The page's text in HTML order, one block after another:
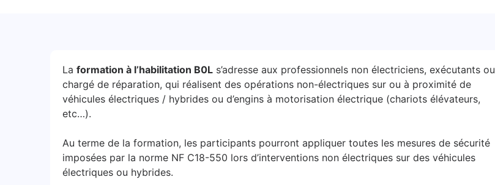
La formation à l’habilitation B0L s’adresse aux professionnels non électriciens, exécutants ou
chargé de réparation, qui réalisent des opérations non-électriques sur ou à proximité de
véhicules électriques / hybrides ou d’engins à motorisation électrique (chariots élévateurs,
etc…).
Au terme de la formation, les participants pourront appliquer toutes les mesures de sécurité
imposées par la norme NF C18-550 lors d’interventions non électriques sur des véhicules
électriques ou hybrides.